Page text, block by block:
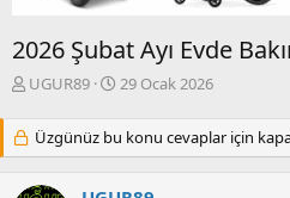
2026 Şubat Ayı Evde
K
b
y
UGUR89
B
l
n
29 Ocak 2026
Üzgünüz bu konu cevaplar için